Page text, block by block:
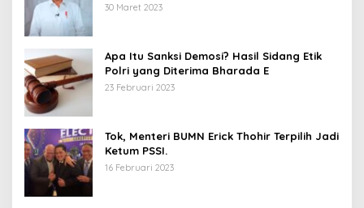
30 Maret 2023
Apa Itu Sanksi Demosi? Hasil Sidang Etik
Polri yang Diterima Bharada E
23 Februari 2023
Tok, Menteri BUMN Erick Thohir Terpilih Jadi
Ketum PSSI.
16 Februari 2023